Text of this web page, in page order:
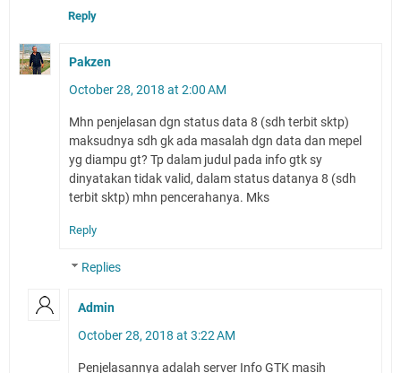
Reply
Pakzen
October 28, 2018 at 2:00 AM
Mhn penjelasan dgn status data 8 (sdh terbit sktp)
maksudnya sdh gk ada masalah dgn data dan mepel
yg diampu gt? Tp dalam judul pada info gtk sy
dinyatakan tidak valid, dalam status datanya 8 (sdh
terbit sktp) mhn pencerahanya. Mks
Reply
Replies
Admin
October 28, 2018 at 3:22 AM
Penjelasannya adalah server Info GTK masih